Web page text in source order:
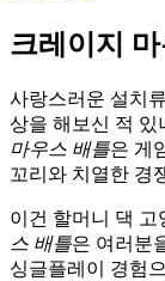
크레이지
사랑스러운 설치
상을 해보신 적 있
마우스 배틀은 게
꼬리와 치열한 경
이건 할머니 댁
스 배틀은 여러분
싱글플레이 경험